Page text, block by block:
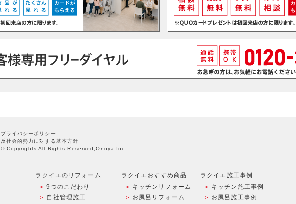
プライバシーポリシー
反社会的勢力に対する基本方針
© Copyrights All Rights Reserved,Onoya Inc.
ラクイエのリフォーム
9つのこだわり
自社管理施工
ラクイエおすすめ商品
キッチンリフォーム
お風呂リフォーム
ラクイエ施工事例
キッチン施工事例
お風呂施工事例